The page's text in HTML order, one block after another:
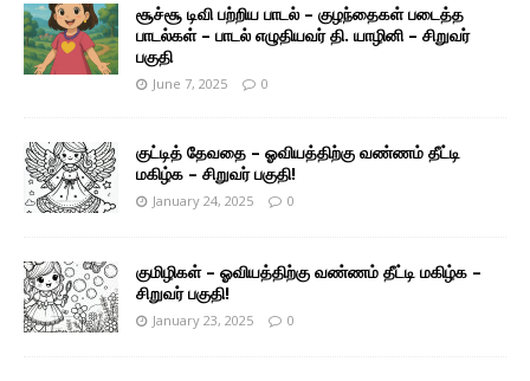
சூச்சூ டிவி பற்றிய பாடல் – குழந்தைகள் படைத்த
பாடல்கள் – பாடல் எழுதியவர் தி. யாழினி – சிறுவர்
பகுதி
June 7, 2025 0
குட்டித் தேவதை – ஓவியத்திற்கு வண்ணம் தீட்டி
மகிழ்க – சிறுவர் பகுதி!
January 24, 2025 0
குமிழிகள் – ஓவியத்திற்கு வண்ணம் தீட்டி மகிழ்க –
சிறுவர் பகுதி!
January 23, 2025 0